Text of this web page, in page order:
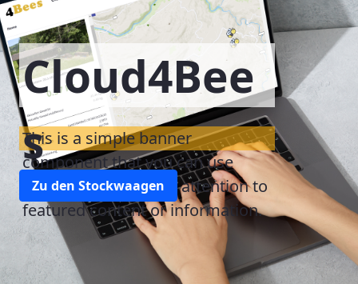
Cloud4Bee
s
This is a simple banner
component that you can use
when ​​​​you need extra attention to
featured content or information.
Zu den Stockwaagen